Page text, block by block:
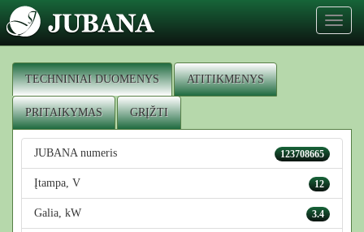
Toggle
TECHNINIAI DUOMENYS ATITIKMENYS
PRITAIKYMAS GRĮŽTI
123708665
JUBANA numeris
12
Įtampa, V
3.4
Galia, kW